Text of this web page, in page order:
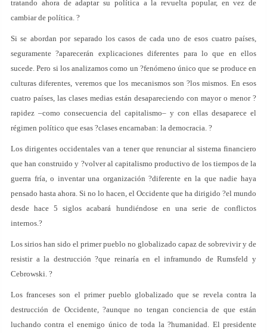
tratando ahora de adaptar su política a la revuelta popular, en vez de
cambiar de política. ?
Si se abordan por separado los casos de cada uno de esos cuatro países,
seguramente ?aparecerán explicaciones diferentes para lo que en ellos
sucede. Pero si los analizamos como un ?fenómeno único que se produce en
culturas diferentes, veremos que los mecanismos son ?los mismos. En esos
cuatro países, las clases medias están desapareciendo con mayor o menor ?
rapidez –como consecuencia del capitalismo– y con ellas desaparece el
régimen político que esas ?clases encarnaban: la democracia. ?
Los dirigentes occidentales van a tener que renunciar al sistema financiero
que han construido y ?volver al capitalismo productivo de los tiempos de la
guerra fría, o inventar una organización ?diferente en la que nadie haya
pensado hasta ahora. Si no lo hacen, el Occidente que ha dirigido ?el mundo
desde hace 5 siglos acabará hundiéndose en una serie de conflictos
internos.?
Los sirios han sido el primer pueblo no globalizado capaz de sobrevivir y de
resistir a la destrucción ?que reinaría en el inframundo de Rumsfeld y
Cebrowski. ?
Los franceses son el primer pueblo globalizado que se revela contra la
destrucción de Occidente, ?aunque no tengan conciencia de que están
luchando contra el enemigo único de toda la ?humanidad. El presidente